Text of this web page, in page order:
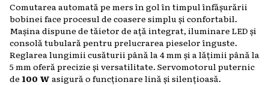
Comutarea automată pe mers în gol în timpul înfășurării
bobinei face procesul de coasere simplu și confortabil.
Mașina dispune de tăietor de ață integrat, iluminare LED și
consolă tubulară pentru prelucrarea pieselor înguste.
Reglarea lungimii cusăturii până la 4 mm și a lățimii până la
5 mm oferă precizie și versatilitate. Servomotorul puternic
de 100 W asigură o funcționare lină și silențioasă.